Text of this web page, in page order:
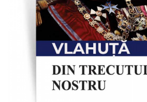
Literatura